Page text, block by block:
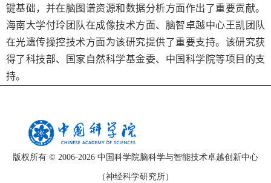
键基础，并在脑图谱资源和数据分析方面作出了重要贡献。
海南大学付玲团队在成像技术方面、脑智卓越中心王凯团队
在光遗传操控技术方面为该研究提供了重要支持。该研究获
得了科技部、国家自然科学基金委、中国科学院等项目的支
持。
版权所有 © 2006-2026 中国科学院脑科学与智能技术卓越创新中心
（神经科学研究所）